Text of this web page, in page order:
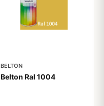
BELTON
Belton Ral 1004